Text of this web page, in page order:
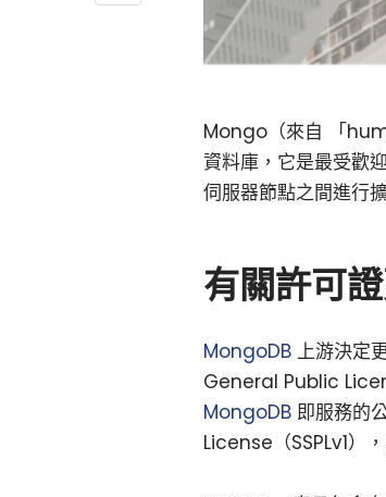
Mongo（來自 「
資料庫，它是最受歡
伺服器節點之間進行
有關許可
MongoDB 上游決定
General Public
MongoDB 即服務的
License（SSPLv1）